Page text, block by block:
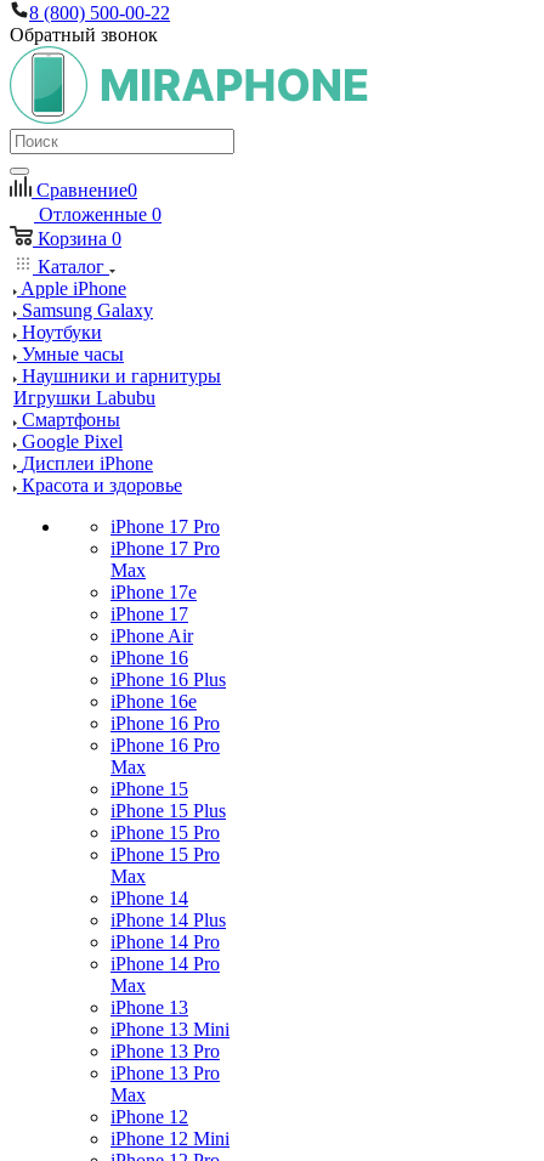
8 (800) 500-00-22
Обратный звонок
Сравнение0
Отложенные 0
Корзина 0
Каталог
Apple iPhone
Samsung Galaxy
Ноутбуки
Умные часы
Наушники и гарнитуры
Игрушки Labubu
Смартфоны
Google Pixel
Дисплеи iPhone
Красота и здоровье
iPhone 17 Pro
iPhone 17 Pro
Max
iPhone 17e
iPhone 17
iPhone Air
iPhone 16
iPhone 16 Plus
iPhone 16e
iPhone 16 Pro
iPhone 16 Pro
Max
iPhone 15
iPhone 15 Plus
iPhone 15 Pro
iPhone 15 Pro
Max
iPhone 14
iPhone 14 Plus
iPhone 14 Pro
iPhone 14 Pro
Max
iPhone 13
iPhone 13 Mini
iPhone 13 Pro
iPhone 13 Pro
Max
iPhone 12
iPhone 12 Mini